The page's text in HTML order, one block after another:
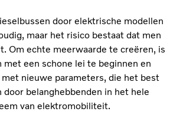
door elektrische modellen
maar het risico bestaat dat men
Om echte meerwaarde te creëren, is
met een schone lei te beginnen en
nieuwe parameters, die het best
door belanghebbenden in het hele
van elektromobiliteit.